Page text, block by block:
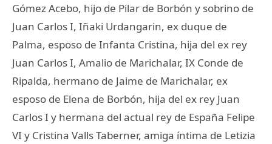
Gómez Acebo, hijo de Pilar de Borbón y sobrino de
Juan Carlos I, Iñaki Urdangarin, ex duque de
Palma, esposo de Infanta Cristina, hija del ex rey
Juan Carlos I, Amalio de Marichalar, IX Conde de
Ripalda, hermano de Jaime de Marichalar, ex
esposo de Elena de Borbón, hija del ex rey Juan
Carlos I y hermana del actual rey de España Felipe
VI y Cristina Valls Taberner, amiga íntima de Letizia